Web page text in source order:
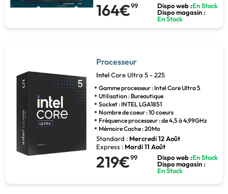
164€99 Dispo web :En Stock
Dispo magasin :
En Stock
Processeur
IntelCore Ultra 5 - 225
Gamme processeur : Intel Core Ultra 5
Utilisation : Bureautique
Socket : INTEL LGA1851
Nombre de coeur : 10 coeurs
Fréquence processeur : de 4,5 à 4,99GHz
Mémoire Cache : 20Mo
Standard : Mercredi 12 Août
Express : Mardi 11 Août
219€99 Dispo web :En Stock
Dispo magasin :
En Stock